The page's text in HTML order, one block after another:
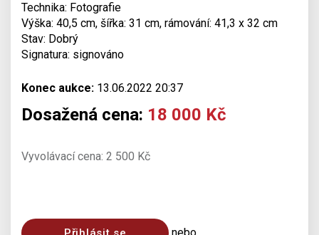
Technika: Fotografie
Výška: 40,5 cm, šířka: 31 cm, rámování: 41,3 x 32 cm
Stav: Dobrý
Signatura: signováno
Konec aukce: 13.06.2022 20:37
Dosažená cena: 18 000 Kč
Vyvolávací cena: 2 500 Kč